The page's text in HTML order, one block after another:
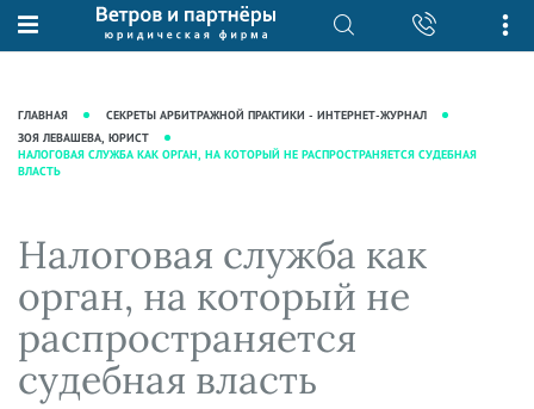
О нас
Рекомендации
Награды и рейтинги
фирмы
Вакансии
Юридические услуги
Интеллектуальная собственность
Корпоративная практика
Сопровождение бизнеса
Ведение уголовных дел
Защита активов
Ведение дел о банкротстве
База знаний
Журнал "Секреты арбитражной
практики"
Статьи
Аудиоподкасты
Справочная
Вопросы-ответы
Вебинары и семинары
ГЛАВНАЯ
СЕКРЕТЫ АРБИТРАЖНОЙ ПРАКТИКИ - ИНТЕРНЕТ-ЖУРНАЛ
ЗОЯ ЛЕВАШЕВА, ЮРИСТ
НАЛОГОВАЯ СЛУЖБА КАК ОРГАН, НА КОТОРЫЙ НЕ РАСПРОСТРАНЯЕТСЯ СУДЕБНАЯ
ВЛАСТЬ
Налоговая служба как
орган, на который не
распространяется
судебная власть